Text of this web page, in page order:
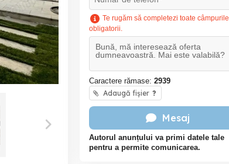
Te rugăm să completezi toate câmpurile
obligatorii.
Caractere rămase: 2939
Adaugă fișier ?
Mesaj
Autorul anunțului va primi datele tale
pentru a permite comunicarea.